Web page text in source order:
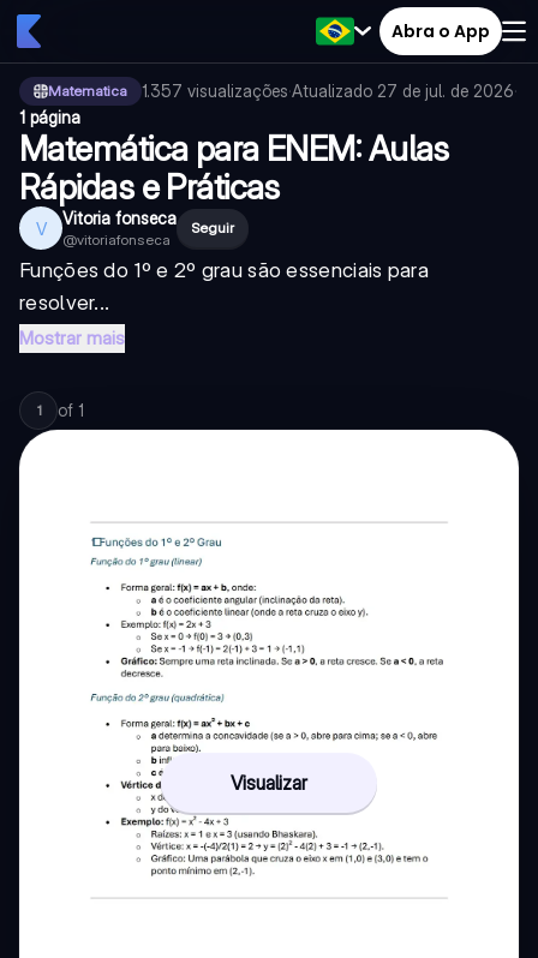
Abra o App
Matematica 1.357 visualizações·Atualizado 27 de jul. de 2026·
1 página
Matemática para ENEM: Aulas
Rápidas e Práticas
V Vitoria fonseca
@vitoriafonseca
Seguir
Funções do 1º e 2º grau são essenciais para
resolver...
Mostrar mais
1 of 1
Visualizar